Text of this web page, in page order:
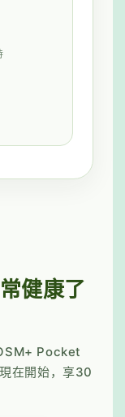
健康了
Pocket
在開始，享30